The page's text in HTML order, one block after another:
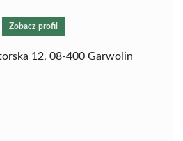
Zobacz profil
12, 08-400 Garwolin